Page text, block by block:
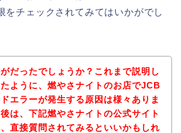
をチェックされてみてはいかがでし
だったでしょうか？これまで説明し
ように、燃やさナイトのお店でJCB
エラーが発生する原因は様々ありま
は、下記燃やさナイトの公式サイト
直接質問されてみるといいかもしれ